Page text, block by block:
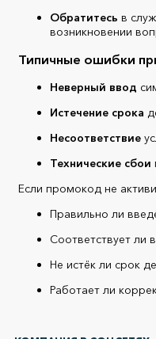
Обратитесь в
возникновении
Типичные ошибки
Неверный ввод
Истечение срока
Несоответствие
Технические сбои
Если промокод не
Правильно ли
Соответствует ли
Не истёк ли срок
Работает ли